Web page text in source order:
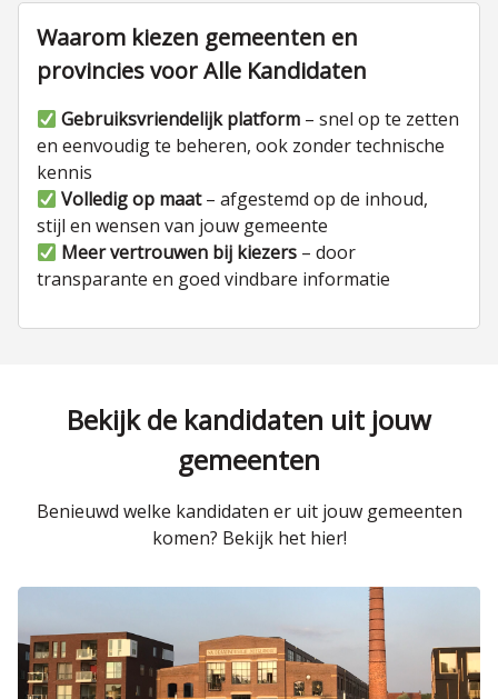
Waarom kiezen gemeenten en
provincies voor Alle Kandidaten
Gebruiksvriendelijk platform – snel op te zetten
en eenvoudig te beheren, ook zonder technische
kennis
Volledig op maat– afgestemd op de inhoud,
stijl en wensen van jouw gemeente
Meer vertrouwen bij kiezers – door
transparante en goed vindbare informatie
Bekijk de kandidaten uit jouw
gemeenten
Benieuwd welke kandidaten er uit jouw gemeenten
komen? Bekijk het hier!